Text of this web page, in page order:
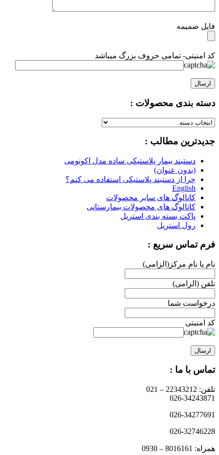
فایل ضمیمه
کد امنیتی- تمامی حروف بزرگ میباشد
دسته بندی محصولات :
دسته
محصولات
جدیدترین مطالب :
دستبند بیمار پلاستیکی ساده مدل اکونومی
(بدون عنوان)
چرا از دستبند پلاستیکی استفاده می کنم؟
English
کاتالوگ های سایر محصولات
کاتالوگ های محصولات بیمارستانی
پاکت بسته بندی استریل
رول استریل
فرم تماس سریع :
نام یا نام مرکز(الزامی)
تلفن (الزامی)
درخواست شما
کد امنیتی
تماس با ما :
تلفن: 22343212 – 021
026-34243871
026-34277691
026-32746228
همراه: 8016161 – 0930